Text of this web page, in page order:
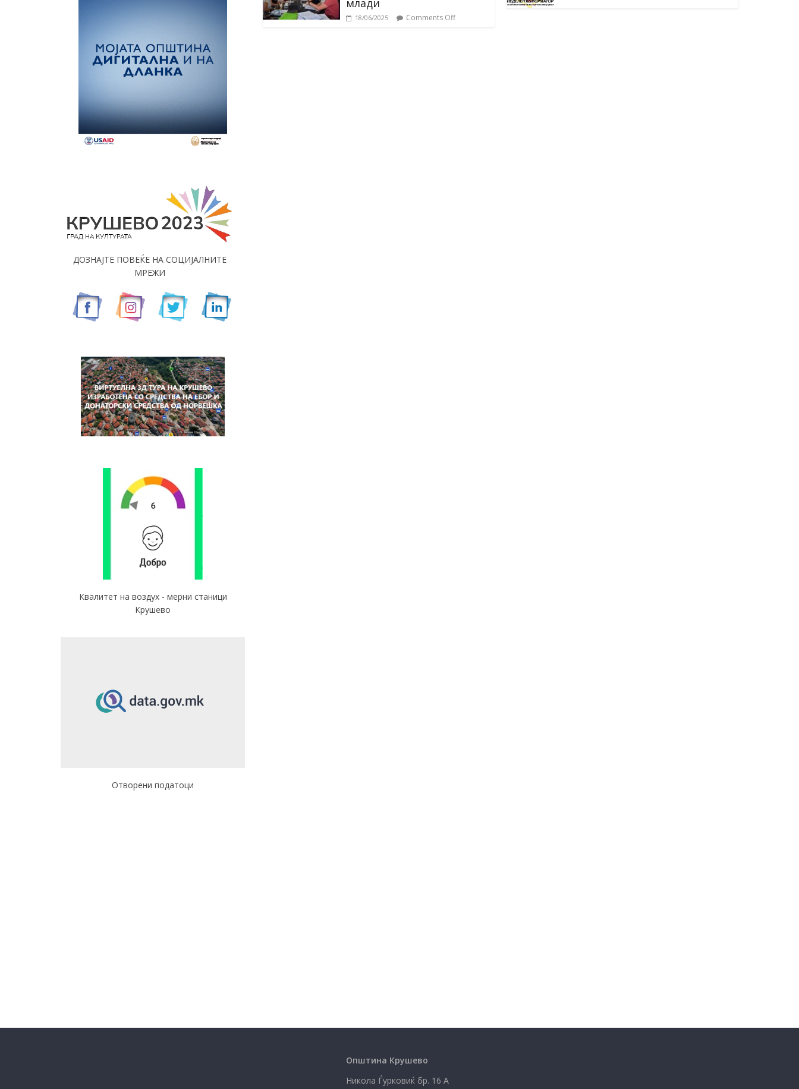
млади
18/06/2025 Comments Off
ДОЗНАЈТЕ ПОВЕЌЕ НА СОЦИЈАЛНИТЕ
МРЕЖИ
Квалитет на воздух - мерни станици
Крушево
Отворени податоци
Општина Крушево
Никола Ѓурковиќ бр. 16 А